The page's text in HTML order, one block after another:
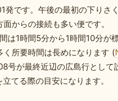
発です。午後の最初の下りさ
からの接続も多い便です。
は1時間5分から1時間10分が
所要時間は長めになります (
号が最終近辺の広島行として
てる際の目安になります。